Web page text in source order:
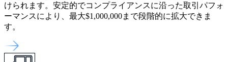
けられます。安定的でコンプライアンスに沿った取引パフォ
ーマンスにより、最大$1,000,000まで段階的に拡大できま
す。